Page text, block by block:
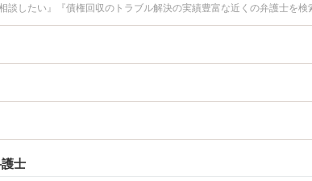
談したい』『債権回収のトラブル解決の実績豊富な近くの弁護士を
困りの相談者さんにおすすめです。
士